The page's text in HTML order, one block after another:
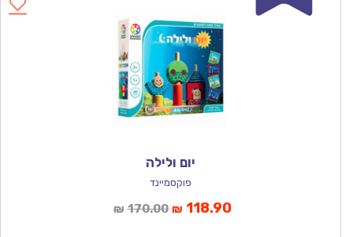
יום ולילה
פוקסמיינד
₪ 170.00המחיר
₪ 118.90המחיר